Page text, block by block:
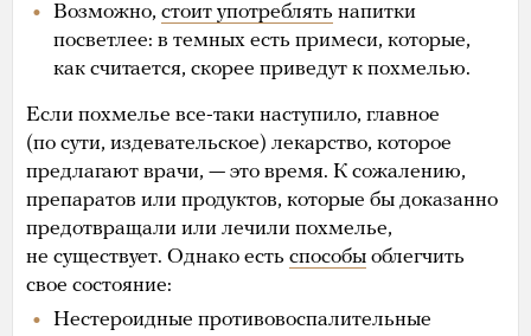
Возможно, стоит употреблять напитки
посветлее: в темных есть примеси, которые,
как считается, скорее приведут к похмелью.
Если похмелье все-таки наступило, главное
(по сути, издевательское) лекарство, которое
предлагают врачи, — это время. К сожалению,
препаратов или продуктов, которые бы доказанно
предотвращали или лечили похмелье,
не существует. Однако есть способы облегчить
свое состояние:
Нестероидные противовоспалительные